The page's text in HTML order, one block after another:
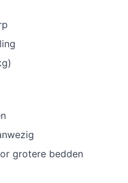
grotere bedden